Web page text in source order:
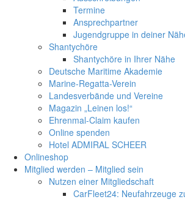
Termine
Ansprechpartner
Jugendgruppe in deiner
Shantychöre
Shantychöre in Ihrer Nähe
Deutsche Maritime Akademie
Marine-Regatta-Verein
Landesverbände und Vereine
Magazin „Leinen los!“
Ehrenmal-Claim kaufen
Online spenden
Hotel ADMIRAL SCHEER
Onlineshop
Mitglied werden – Mitglied sein
Nutzen einer Mitgliedschaft
CarFleet24: Neufahrzeuge